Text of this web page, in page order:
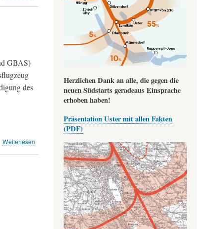
GBAS)
des
Weiterlesen
Herzlichen Dank an alle, die gegen die
neuen Südstarts geradeaus Einsprache
erhoben haben!
Präsentation Uster mit allen Fakten
(PDF)